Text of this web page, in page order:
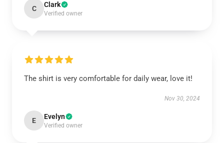
C Clark
Verified owner
The shirt is very comfortable for daily wear, love it!
Nov 30, 2024
E Evelyn
Verified owner